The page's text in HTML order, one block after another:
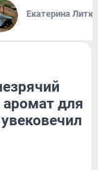
Екатерина
для